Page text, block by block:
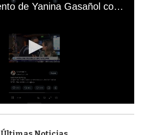
El mal momento de Yanina Gasañol con un hincha argentino en "Subrayado"